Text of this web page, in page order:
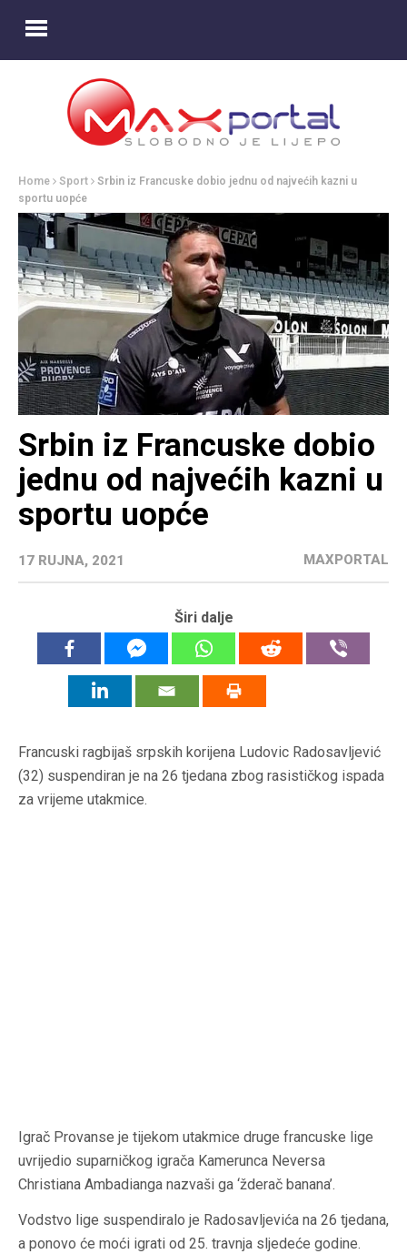
Home Sport
Srbin iz Francuske dobio jednu od najvećih kazni u
sportu uopće
Srbin iz Francuske dobio
jednu od najvećih kazni u
sportu uopće
17 RUJNA, 2021 MAXPORTAL
Širi dalje
Francuski ragbijaš srpskih korijena Ludovic Radosavljević
(32) suspendiran je na 26 tjedana zbog rasističkog ispada
za vrijeme utakmice.
Igrač Provanse je tijekom utakmice druge francuske lige
uvrijedio suparničkog igrača Kamerunca Neversa
Christiana Ambadianga nazvaši ga ‘žderač banana’.
Vodstvo lige suspendiralo je Radosavljevića na 26 tjedana,
a ponovo će moći igrati od 25. travnja sljedeće godine.